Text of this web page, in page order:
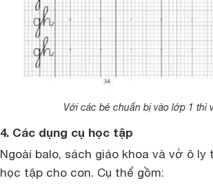
Với các bé chuẩn bị vào lớp 1 thì
4. Các dụng cụ học tập
Ngoài balo, sách giáo khoa và vở ô
học tập cho con. Cụ thể gồm: